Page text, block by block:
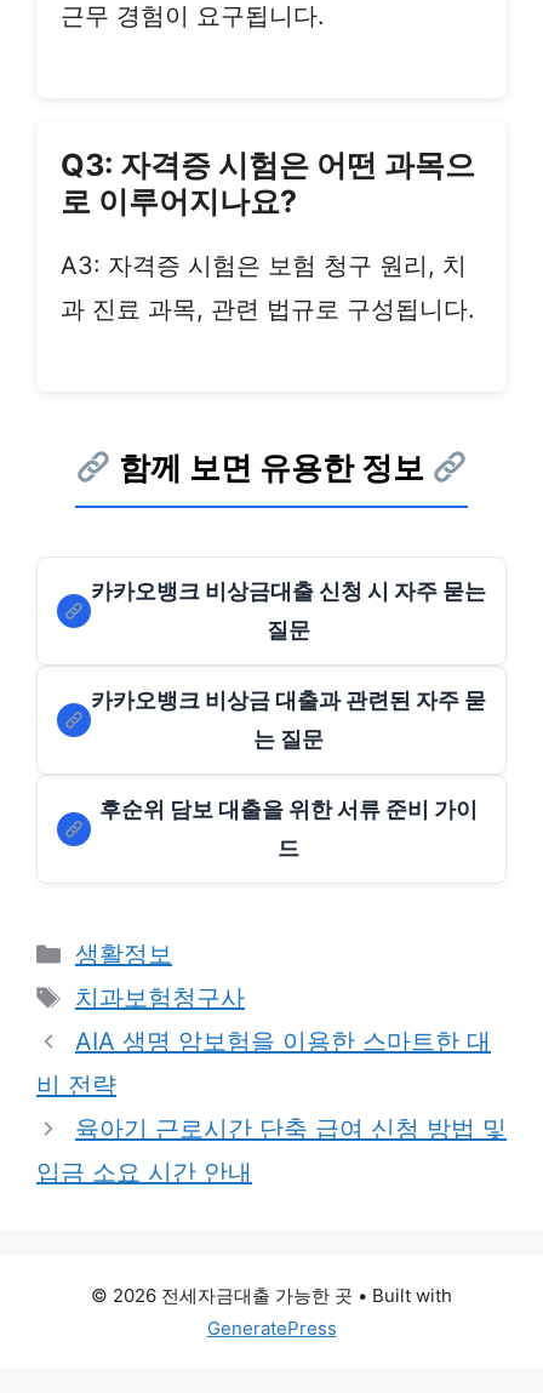
근무 경험이 요구됩니다.
Q3: 자격증 시험은 어떤 과목으
로 이루어지나요?
A3: 자격증 시험은 보험 청구 원리, 치
과 진료 과목, 관련 법규로 구성됩니다.
함께 보면 유용한 정보
카카오뱅크 비상금대출 신청 시 자주 묻는
질문
카카오뱅크 비상금 대출과 관련된 자주 묻
는 질문
후순위 담보 대출을 위한 서류 준비 가이
드
Categories
생활정보
Tags
치과보험청구사
AIA 생명 암보험을 이용한 스마트한 대
비 전략
육아기 근로시간 단축 급여 신청 방법 및
입금 소요 시간 안내
© 2026 전세자금대출 가능한 곳 • Built with
GeneratePress